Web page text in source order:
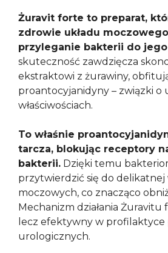
Żuravit forte to preparat,
zdrowie układu
przyleganie bakterii do
skuteczność zawdzięcza
ekstraktowi z żurawiny,
proantocyjanidyny – związki o
właściwościach.
To właśnie
tarcza, blokując receptory
bakterii. Dzięki temu
przytwierdzić się do delikatnej
moczowych, co znacząco
Mechanizm działania Żuravitu
lecz efektywny w
urologicznych.